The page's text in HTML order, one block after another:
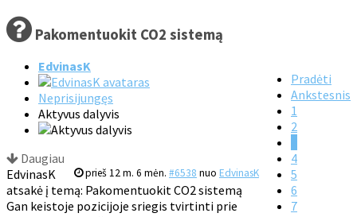
Pakomentuokit CO2 sistemą
Pradėti
Ankstesnis
1
2
4
5
6
7
EdvinasK
Neprisijungęs
Aktyvus dalyvis
Daugiau
prieš 12 m. 6 mėn. #6538 nuo EdvinasK
EdvinasK
atsakė į temą: Pakomentuokit CO2 sistemą
Gan keistoje pozicijoje sriegis tvirtinti prie